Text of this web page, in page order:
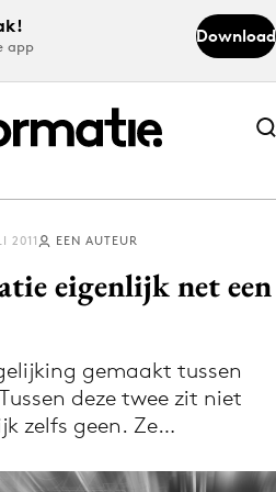
app
Download
Abonneer nu
Abonneer nu
via de Adformatie
app
2011 EEN AUTEUR
eigenlijk net een
gemaakt tussen
deze twee zit niet
zelfs geen. Ze…